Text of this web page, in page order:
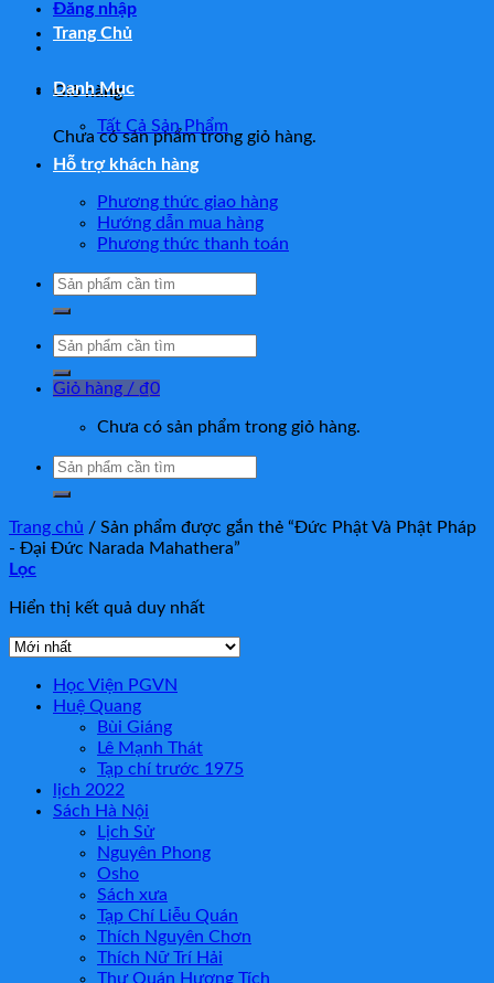
Đăng nhập
Giỏ hàng
Chưa có sản phẩm trong giỏ hàng.
Trang Chủ
Danh Mục
Tất Cả Sản Phẩm
Hỗ trợ khách hàng
Phương thức giao hàng
Hướng dẫn mua hàng
Phương thức thanh toán
Tìm
Tìm
Giỏ hàng / ₫0
Chưa có sản phẩm trong giỏ hàng.
Tìm
Trang chủ / Sản phẩm được gắn thẻ “Đức Phật Và Phật Pháp
- Đại Đức Narada Mahathera”
Lọc
Hiển thị kết quả duy nhất
Học Viện PGVN
Huệ Quang
Bùi Giáng
Lê Mạnh Thát
Tạp chí trước 1975
lịch 2022
Sách Hà Nội
Lịch Sử
Nguyên Phong
Osho
Sách xưa
Tạp Chí Liễu Quán
Thích Nguyên Chơn
Thích Nữ Trí Hải
Thư Quán Hương Tích